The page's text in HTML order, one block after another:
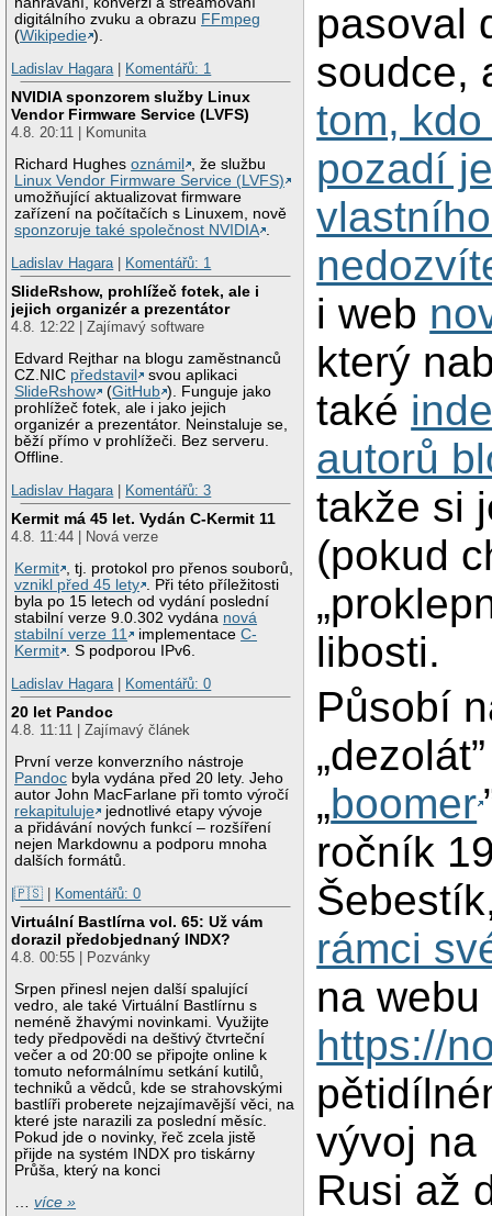
digitálního zvuku a obrazu FFmpeg
(Wikipedie ).
Ladislav Hagara
Komentářů: 1
NVIDIA sponzorem služby Linux
Vendor Firmware Service (LVFS)
4.8. 20:11 | Komunita
Richard Hughesoznámil
, že službu
Linux Vendor Firmware Service (LVFS)
umožňující aktualizovat firmware
zařízení na počítačích s Linuxem, nově
sponzoruje také společnost NVIDIA .
Ladislav Hagara | Komentářů: 1
SlideRshow, prohlížeč fotek, ale i
jejich organizér a prezentátor
4.8. 12:22 | Zajímavý software
Edvard Rejthar na blogu zaměstnanců
CZ.NIC představil
svou aplikaci
SlideRshow
(GitHub ). Funguje jako
prohlížeč fotek, ale i jako jejich
organizér a prezentátor. Neinstaluje se,
běží přímo v prohlížeči. Bez serveru.
Offline.
Ladislav Hagara | Komentářů: 3
Kermit má 45 let. Vydán C-Kermit 11
4.8. 11:44 | Nová verze
Kermit , tj. protokol pro přenos souborů,
vznikl před 45 lety . Při této příležitosti
byla po 15 letech od vydání poslední
stabilní verze 9.0.302 vydána nová
stabilní verze 11
implementaceC-
Kermit . S podporou IPv6.
Ladislav Hagara | Komentářů: 0
20 let Pandoc
4.8. 11:11 | Zajímavý článek
První verze konverzního nástroje
Pandoc byla vydána před 20 lety. Jeho
autor John MacFarlane při tomto výročí
rekapituluje
jednotlivé etapy vývoje
a přidávání nových funkcí – rozšíření
nejen Markdownu a podporu mnoha
dalších formátů.
|🇵🇸 | Komentářů: 0
Virtuální Bastlírna vol. 65: Už vám
dorazil předobjednaný INDX?
4.8. 00:55 | Pozvánky
Srpen přinesl nejen další spalující
vedro, ale také Virtuální Bastlírnu s
neméně žhavými novinkami. Využijte
tedy předpovědi na deštivý čtvrteční
večer a od 20:00 se připojte online k
tomuto neformálnímu setkání kutilů,
techniků a vědců, kde se strahovskými
bastlíři proberete nejzajímavější věci, na
které jste narazili za poslední měsíc.
Pokud jde o novinky, řeč zcela jistě
přijde na systém INDX pro tiskárny
Průša, který na konci
…více »
pasoval
soudce,
tom,
pozadí
i web
který
také
autorů
takže si
(pokud
libosti.
Působí
„boomer
ročník
rámci
na webu
https://
vývoj na
Rusi až